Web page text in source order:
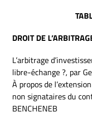
DROIT DE
L’arbitrage
libre-échange ?, par
À propos de
non signataires du
BENCHENEB